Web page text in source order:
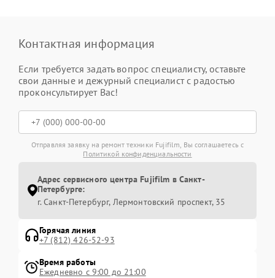
Контактная информация
Если требуется задать вопрос специалисту, оставьте
свои данные и дежурный специалист с радостью
проконсультирует Вас!
Отправляя заявку на ремонт техники Fujifilm, Вы соглашаетесь с
Политикой конфиденциальности
Адрес сервисного центра Fujifilm в Санкт-
Петербурге:
г. Санкт-Петербург, Лермонтовский проспект, 35
Горячая линия
+7 (812) 426-52-93
Время работы
Ежедневно с 9:00 до 21:00